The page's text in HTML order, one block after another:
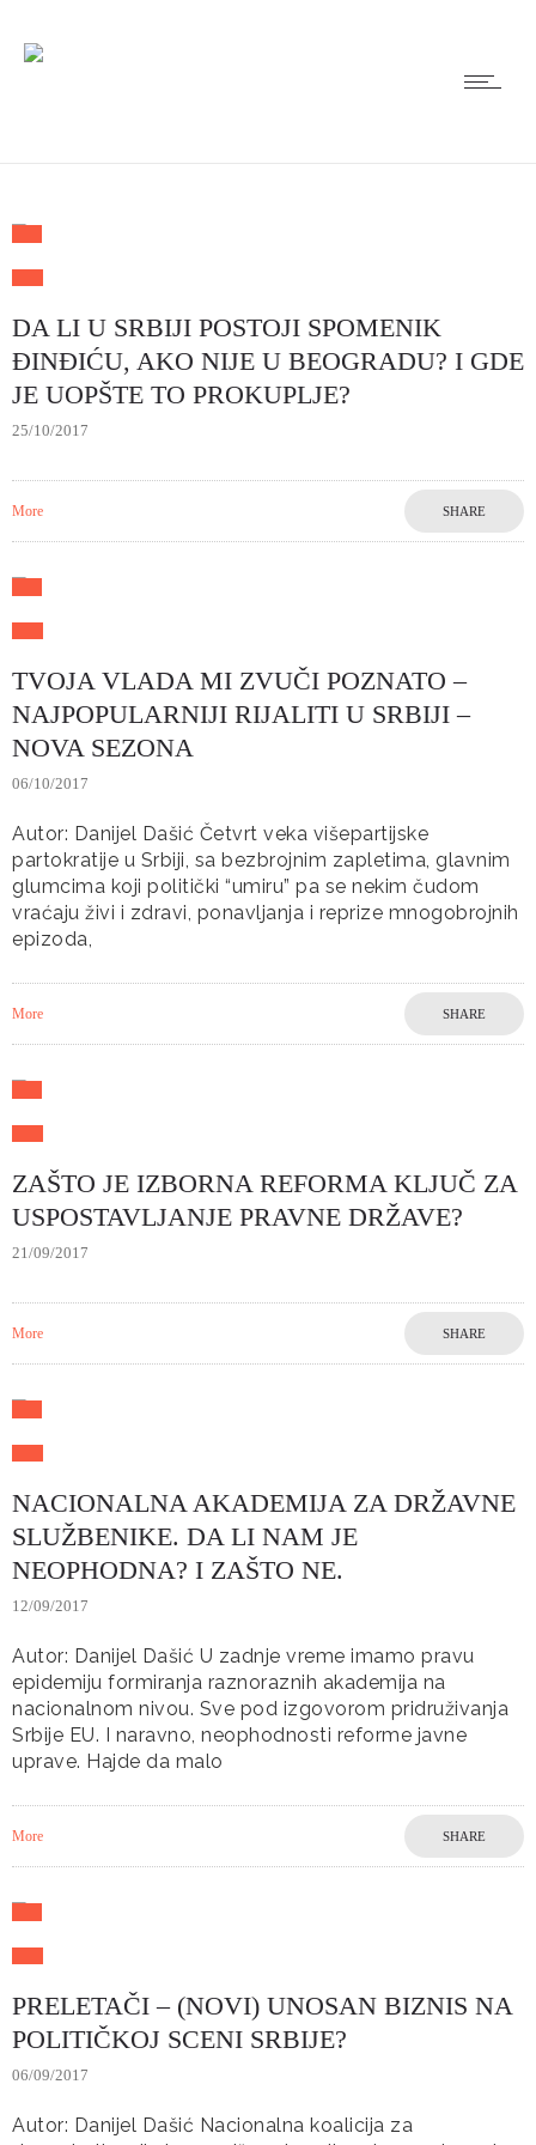
DA LI U SRBIJI POSTOJI SPOMENIK
ĐINĐIĆU, AKO NIJE U BEOGRADU? I GDE
JE UOPŠTE TO PROKUPLJE?
25/10/2017
More SHARE
TVOJA VLADA MI ZVUČI POZNATO –
NAJPOPULARNIJI RIJALITI U SRBIJI –
NOVA SEZONA
06/10/2017
Autor: Danijel Dašić Četvrt veka višepartijske
partokratije u Srbiji, sa bezbrojnim zapletima, glavnim
glumcima koji politički “umiru” pa se nekim čudom
vraćaju živi i zdravi, ponavljanja i reprize mnogobrojnih
epizoda,
More SHARE
ZAŠTO JE IZBORNA REFORMA KLJUČ ZA
USPOSTAVLJANJE PRAVNE DRŽAVE?
21/09/2017
More SHARE
NACIONALNA AKADEMIJA ZA DRŽAVNE
SLUŽBENIKE. DA LI NAM JE
NEOPHODNA? I ZAŠTO NE.
12/09/2017
Autor: Danijel Dašić U zadnje vreme imamo pravu
epidemiju formiranja raznoraznih akademija na
nacionalnom nivou. Sve pod izgovorom pridruživanja
Srbije EU. I naravno, neophodnosti reforme javne
uprave. Hajde da malo
More SHARE
PRELETAČI – (NOVI) UNOSAN BIZNIS NA
POLITIČKOJ SCENI SRBIJE?
06/09/2017
Autor: Danijel Dašić Nacionalna koalicija za